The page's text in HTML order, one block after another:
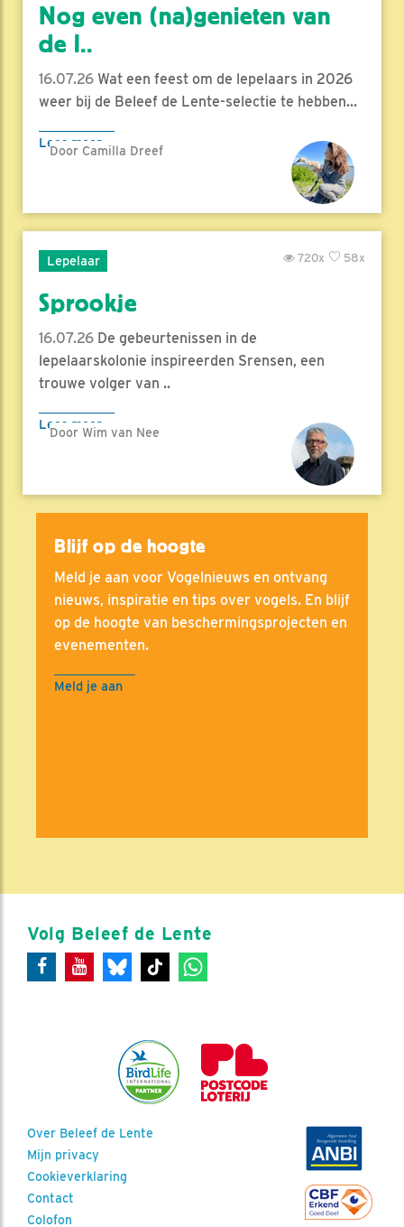
Nog even (na)genieten van
de l..
16.07.26 Wat een feest om de lepelaars in 2026
weer bij de Beleef de Lente-selectie te hebben...
Lees meer
Door Camilla Dreef
Lepelaar 58x
720x
Sprookje
16.07.26 De gebeurtenissen in de
lepelaarskolonie inspireerden Srensen, een
trouwe volger van ..
Lees meer
Door Wim van Nee
Blijf op de hoogte
Meld je aan voor Vogelnieuws en ontvang
nieuws, inspiratie en tips over vogels. En blijf
op de hoogte van beschermingsprojecten en
evenementen.
Meld je aan
Volg Beleef de Lente
Over Beleef de Lente
Mijn privacy
Cookieverklaring
Contact
Colofon